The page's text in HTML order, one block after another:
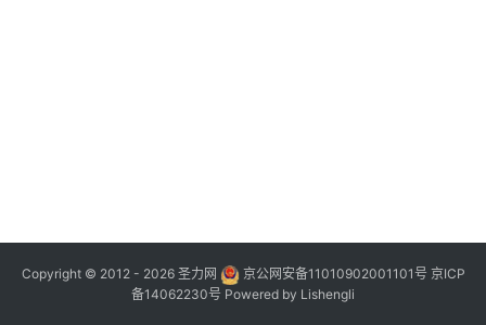
Copyright © 2012 - 2026 圣力网 京公网安备11010902001101号 京ICP
备14062230号 Powered by Lishengli